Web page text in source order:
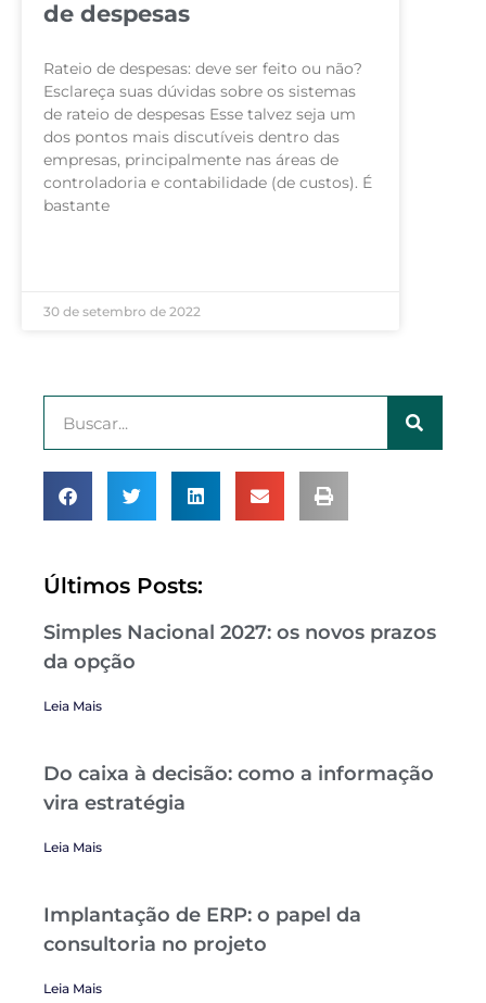
de despesas
Rateio de despesas: deve ser feito ou não?
Esclareça suas dúvidas sobre os sistemas
de rateio de despesas Esse talvez seja um
dos pontos mais discutíveis dentro das
empresas, principalmente nas áreas de
controladoria e contabilidade (de custos). É
bastante
30 de setembro de 2022
Últimos Posts:
Simples Nacional 2027: os novos prazos
da opção
Leia Mais
Do caixa à decisão: como a informação
vira estratégia
Leia Mais
Implantação de ERP: o papel da
consultoria no projeto
Leia Mais